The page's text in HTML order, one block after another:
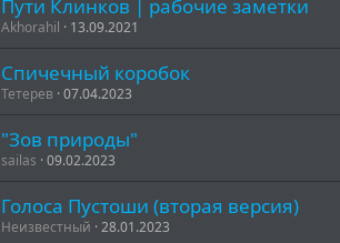
Пути Клинков | рабочие заметки
Akhorahil 13.09.2021
Спичечный коробок
Тетерев 07.04.2023
"Зов природы"
sailas 09.02.2023
Голоса Пустоши (вторая версия)
Неизвестный 28.01.2023